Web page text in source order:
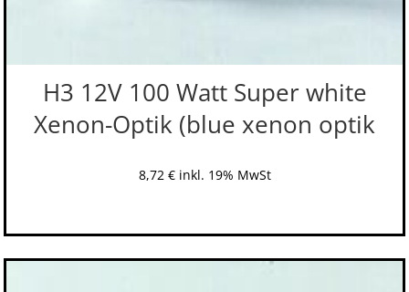
H3 12V 100 Watt Super white
Xenon-Optik (blue xenon optik
8,72 € inkl. 19% MwSt